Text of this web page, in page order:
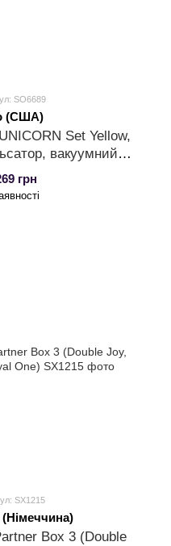
SO6689
(США)
Set Yellow,
вакуумний
грн
SX1215
Box 3 (Double